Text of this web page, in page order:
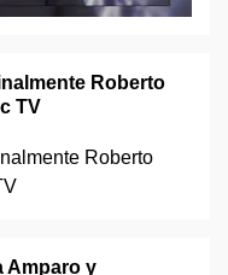
Roberto
TV
Amparo y